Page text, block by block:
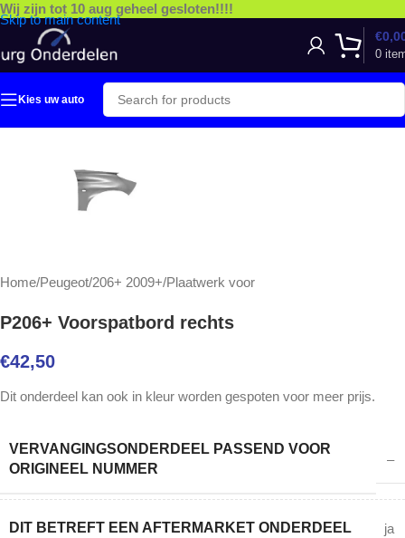
Skip to main content
Wij zijn tot 10 aug geheel gesloten!!!!
0
€
Kies uw auto
Home/Peugeot/206+ 2009+/Plaatwerk voor
P206+ Voorspatbord rechts
€42,50
Dit onderdeel kan ook in kleur worden gespoten voor meer prijs.
VERVANGINGSONDERDEEL PASSEND VOOR
ORIGINEEL NUMMER
–
DIT BETREFT EEN AFTERMARKET ONDERDEEL ja